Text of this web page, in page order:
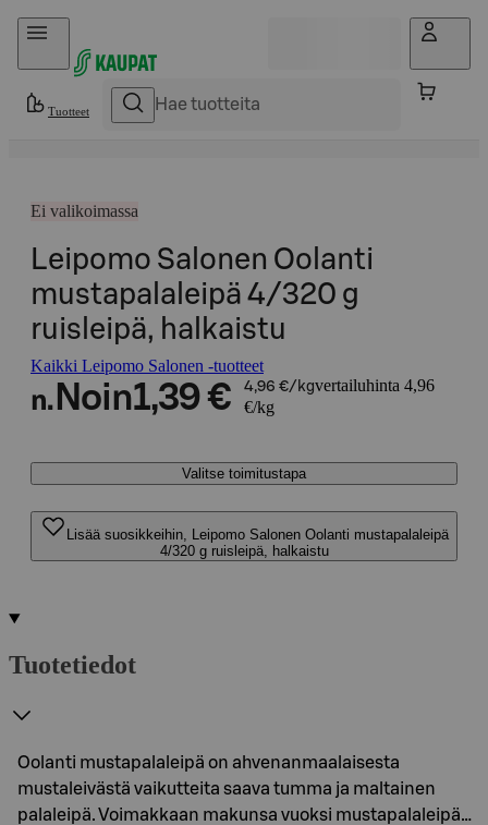
Hyppää sisältöön
Tuotteet
Ei valikoimassa
Leipomo Salonen Oolanti
mustapalaleipä 4/320 g
ruisleipä, halkaistu
Kaikki Leipomo Salonen -tuotteet
n. Noin1,39 € 4,96 €/kgvertailuhinta 4,96
€/kg
Valitse toimitustapa
Lisää suosikkeihin, Leipomo Salonen Oolanti mustapalaleipä
4/320 g ruisleipä, halkaistu
Tuotetiedot
Oolanti mustapalaleipä on ahvenanmaalaisesta
mustaleivästä vaikutteita saava tumma ja maltainen
palaleipä. Voimakkaan makunsa vuoksi mustapalaleipä…